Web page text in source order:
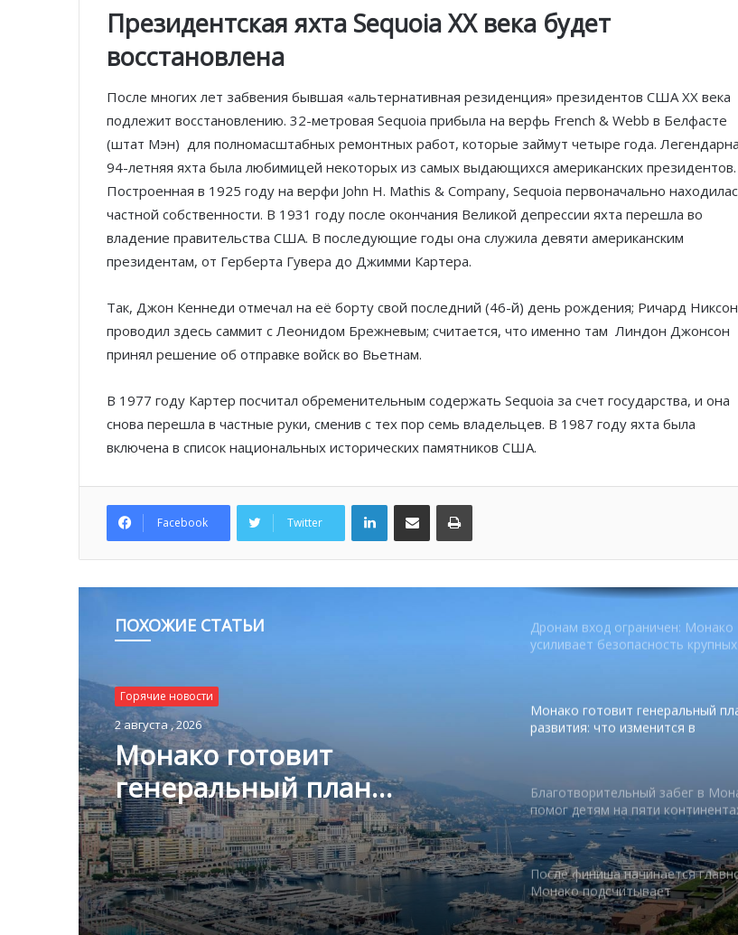
Президентская яхта Sequoia XX века будет
восстановлена
После многих лет забвения бывшая «альтернативная резиденция» президентов США XX века
подлежит восстановлению. ​​32-метровая Sequoia прибыла на верфь French & Webb в Белфасте
(штат Мэн) для полномасштабных ремонтных работ, которые займут четыре года.
94-летняя яхта была любимицей некоторых из самых выдающихся американских президентов.
Построенная в 1925 году на верфи John H. Mathis & Company, Sequoia первоначально
частной собственности. В 1931 году после окончания Великой депрессии яхта перешла во
владение правительства США. В последующие годы она служила девяти американским
президентам, от Герберта Гувера до Джимми Картера.
Так, Джон Кеннеди отмечал на её борту свой последний (46-й) день рождения; Ричард Никсон
проводил здесь саммит с Леонидом Брежневым; считается, что именно там Линдон Джонсон
принял решение об отправке войск во Вьетнам.
В 1977 году Картер посчитал обременительным содержать Sequoia за счет государства, и она
снова перешла в частные руки, сменив с тех пор семь владельцев. В 1987 году яхта была
включена в список национальных исторических памятников США.
Facebook Twitter
LinkedInПоделиться по электронной почте Распечатать
ПОХОЖИЕ СТАТЬИ
Горячие новости
2 августа , 2026
Монако готовит
генеральный план
развития: что изменится в
Княжестве
Князь Альбер II и Принцесса
Шарлен посетили 77-й Бал
Красного Креста Монако
Ferrari набирает скорость перед
паузой
партнёрство ради безопасных
FESTIVAL готовит вечер
Дронам вход ограничен: Монако
усиливает безопасность крупных
Монако готовит генеральный
развития: что изменится в
Благотворительный забег в
помог детям на пяти
После финиша начинается
Монако подсчитывает
экономическую ценность Гран-
Формулы-1